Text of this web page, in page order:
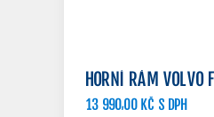
HORNÍ RÁM VOLVO
13 990,00 KČ S DPH